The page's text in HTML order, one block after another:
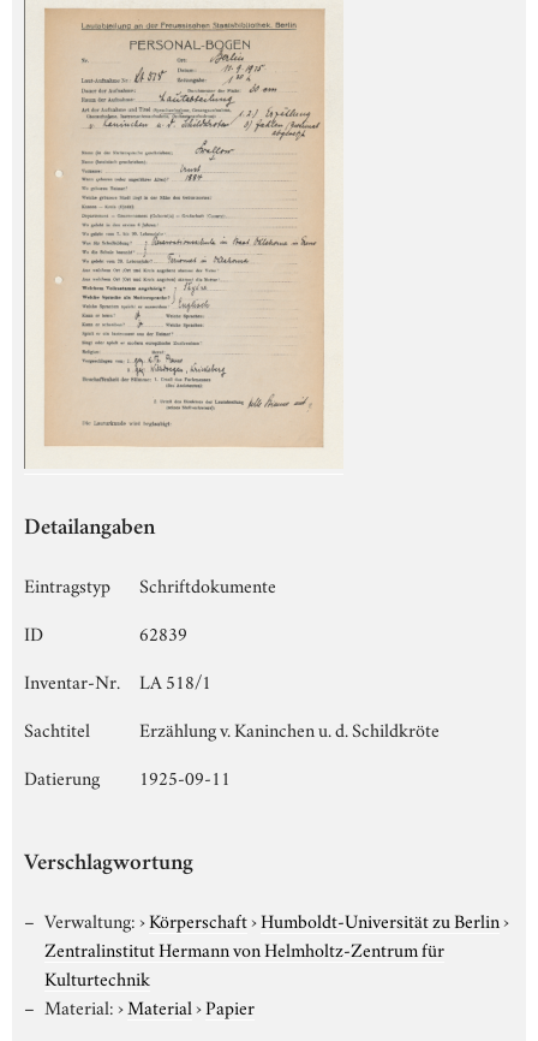
Detailangaben
Eintragstyp
Schriftdokumente
ID
62839
Inventar-Nr.
LA 518/1
Sachtitel
Erzählung v. Kaninchen u. d. Schildkröte
Datierung
1925-09-11
Verschlagwortung
Verwaltung:›Körperschaft›Humboldt-Universität zu Berlin›
Zentralinstitut Hermann von Helmholtz-Zentrum für
Kulturtechnik
Material:›Material›Papier